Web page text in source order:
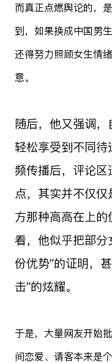
而真正点燃舆论的，
到，如果换成中国男
还得努力照顾女生情
意。
随后，他又强调，
轻松享受到不同
频传播后，评论
点，其实并不仅仅
方那种高高在上
看，他似乎把部分
份优势”的证明，
击”的炫耀。
于是，大量网友开始
间恋爱、请客本来是